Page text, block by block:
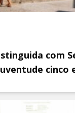
com
cinco